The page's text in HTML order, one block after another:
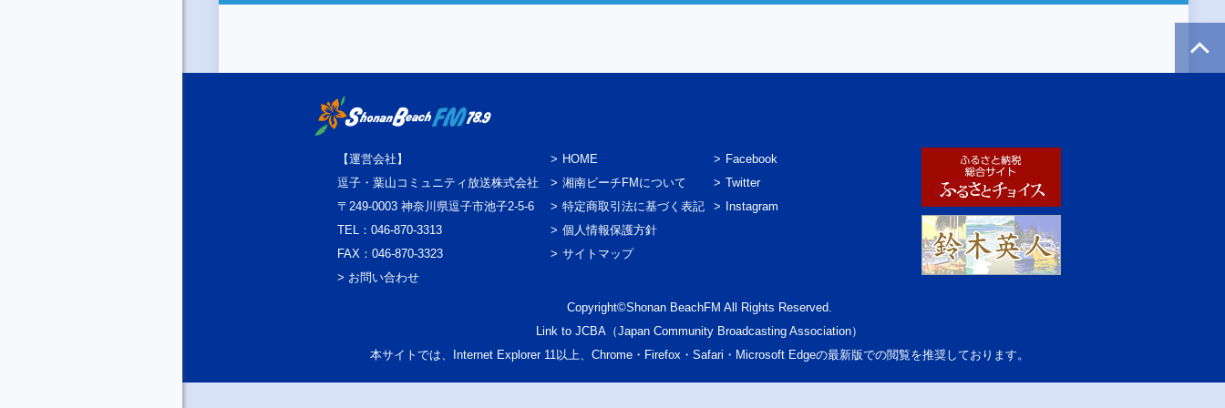
【運営会社】
逗子・葉山コミュニティ放送株式会社
〒249-0003 神奈川県逗子市池子2-5-6
TEL：046-870-3313
FAX：046-870-3323
> お問い合わせ
HOME
湘南ビーチFMについて
特定商取引法に基づく表記
個人情報保護方針
サイトマップ
Facebook
Twitter
Instagram
Copyright©Shonan BeachFM All Rights Reserved.
Link to JCBA（Japan Community Broadcasting Association）
本サイトでは、Internet Explorer 11以上、Chrome・Firefox・Safari・Microsoft Edgeの最新版での閲覧を推奨しております。